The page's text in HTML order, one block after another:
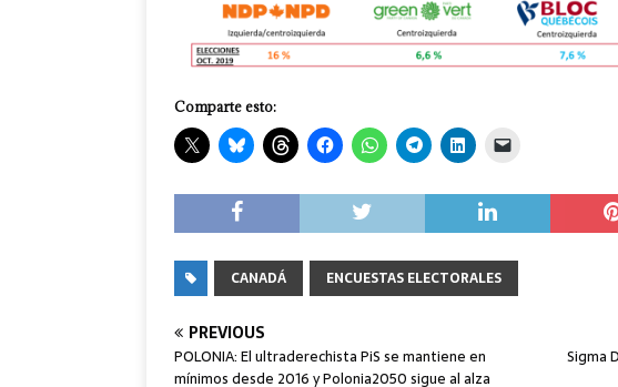
Comparte esto:
CANADÁ ENCUESTAS ELECTORALES
PREVIOUS
POLONIA: El ultraderechista PiS se mantiene en
mínimos desde 2016 y Polonia2050 sigue al alza
Sigma